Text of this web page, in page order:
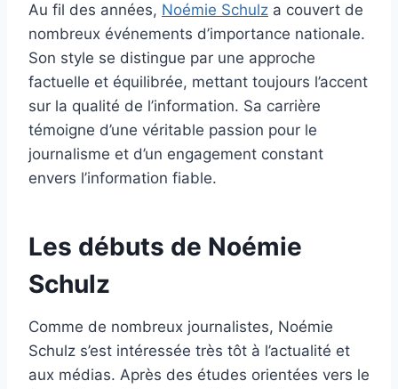
Au fil des années, Noémie Schulz a couvert de
nombreux événements d’importance nationale.
Son style se distingue par une approche
factuelle et équilibrée, mettant toujours l’accent
sur la qualité de l’information. Sa carrière
témoigne d’une véritable passion pour le
journalisme et d’un engagement constant
envers l’information fiable.
Les débuts de Noémie
Schulz
Comme de nombreux journalistes, Noémie
Schulz s’est intéressée très tôt à l’actualité et
aux médias. Après des études orientées vers le